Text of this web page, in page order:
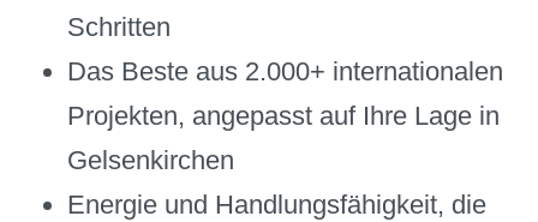
Schritten
Das Beste aus 2.000+ internationalen
Projekten, angepasst auf Ihre Lage in
Gelsenkirchen
Energie und Handlungsfähigkeit, die